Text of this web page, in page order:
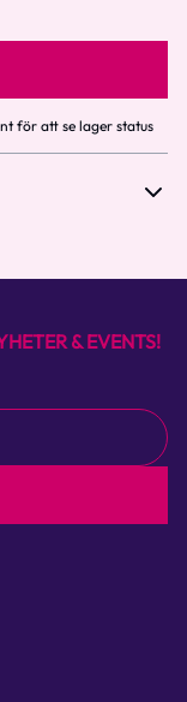
för att se lager status
& EVENTS!